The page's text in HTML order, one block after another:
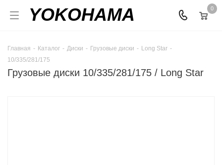
YOKOHAMA 0
Главная - Каталог - Диски - Грузовые диски - Long Star -
10/335/281/175
Грузовые диски 10/335/281/175 / Long Star